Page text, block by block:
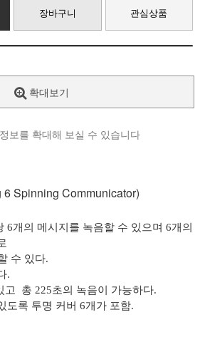
장바구니 관심상품
확대보기
보를 확대해 보실 수 있습니다
Spinning Communicator)
6개의 메시지를 녹음할 수 있으며 6개의
수 있다.
.
고
총 225초의 녹음이 가능하다.
도록 투명 커버 6개가 포함.